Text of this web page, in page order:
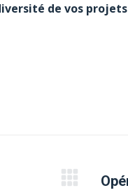
de vos